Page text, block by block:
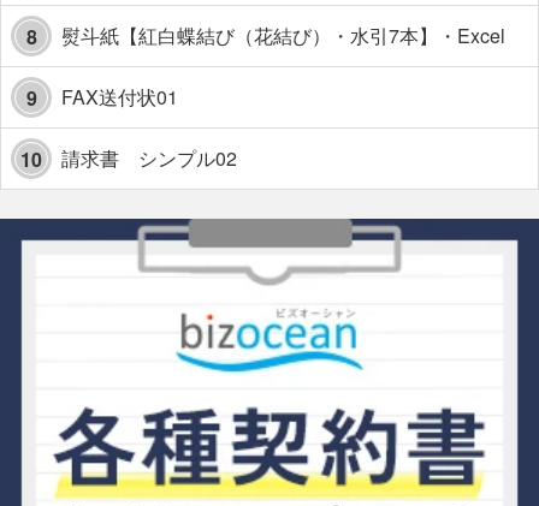
8 熨斗紙【紅白蝶結び（花結び）・水引7本】・Excel
9 FAX送付状01
10 請求書 シンプル02